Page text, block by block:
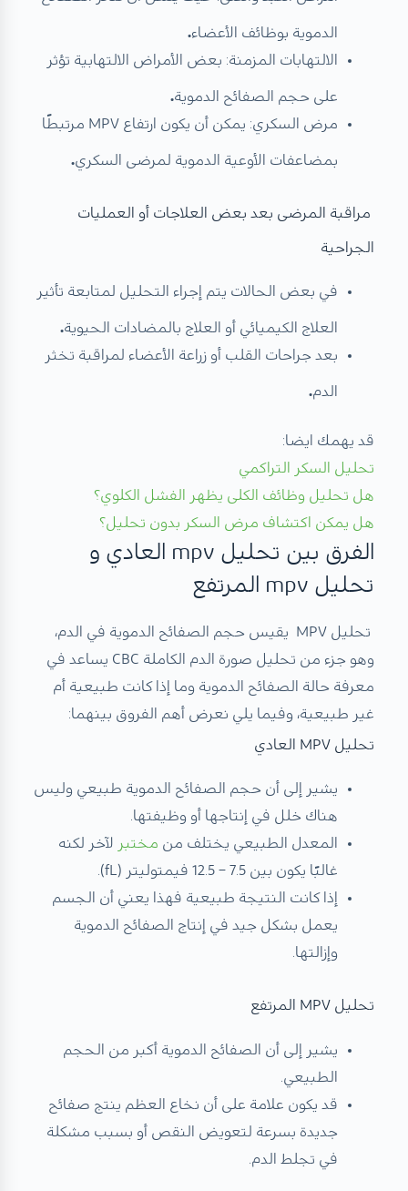
الدموية بوظائف الأعضاء.
الالتهابات المزمنة: بعض الأمراض الالتهابية تؤثر
على حجم الصفائح الدموية.
مرض السكري: يمكن أن يكون ارتفاع MPV مرتبطًا
بمضاعفات الأوعية الدموية لمرضى السكري.
مراقبة المرضى بعد بعض العلاجات أو العمليات
الجراحية
في بعض الحالات يتم إجراء التحليل لمتابعة تأثير
العلاج الكيميائي أو العلاج بالمضادات الحيوية.
بعد جراحات القلب أو زراعة الأعضاء لمراقبة تخثر
الدم.
قد يهمك ايضا:
تحليل السكر التراكمي
هل تحليل وظائف الكلى يظهر الفشل الكلوي؟
هل يمكن اكتشاف مرض السكر بدون تحليل؟
الفرق بين تحليل mpv العادي و
تحليل mpv المرتفع
تحليل MPV يقيس حجم الصفائح الدموية في الدم،
وهو جزء من تحليل صورة الدم الكاملة CBC يساعد في
معرفة حالة الصفائح الدموية وما إذا كانت طبيعية أم
غير طبيعية، وفيما يلي نعرض أهم الفروق بينهما:
تحليل MPV العادي
يشير إلى أن حجم الصفائح الدموية طبيعي وليس
هناك خلل في إنتاجها أو وظيفتها.
المعدل الطبيعي يختلف من مختبر لآخر لكنه
غالبًا يكون بين 7.5 – 12.5 فيمتوليتر (fL).
إذا كانت النتيجة طبيعية فهذا يعني أن الجسم
يعمل بشكل جيد في إنتاج الصفائح الدموية
وإزالتها.
تحليل MPV المرتفع
يشير إلى أن الصفائح الدموية أكبر من الحجم
الطبيعي.
قد يكون علامة على أن نخاع العظم ينتج صفائح
جديدة بسرعة لتعويض النقص أو بسبب مشكلة
في تجلط الدم.